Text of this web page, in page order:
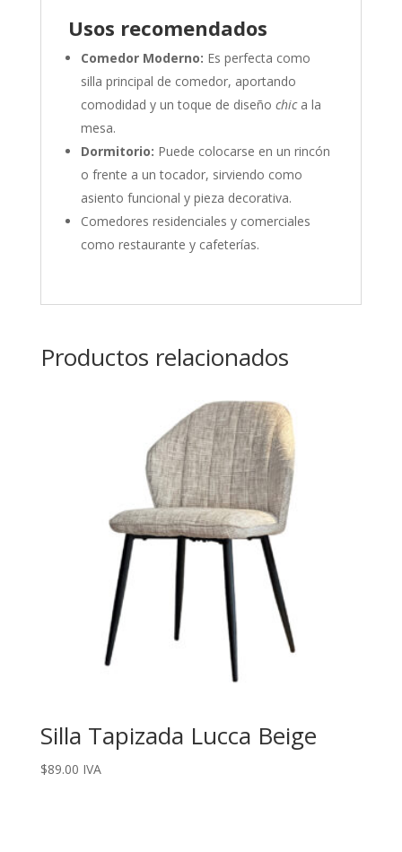
Usos recomendados
Comedor Moderno: Es perfecta como
silla principal de comedor, aportando
comodidad y un toque de diseño chica la
mesa.
Dormitorio: Puede colocarse en un rincón
o frente a un tocador, sirviendo como
asiento funcional y pieza decorativa.
Comedores residenciales y comerciales
como restaurante y cafeterías.
Productos relacionados
Silla Tapizada Lucca Beige
$89.00 IVA